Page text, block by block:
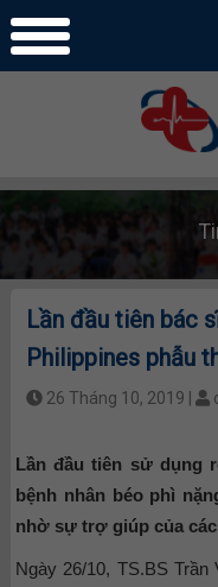
Lần đầu tiên bác
Philippines phẫu
26 Tháng 10, 2019 |
Lần đầu tiên sử dụng
bệnh nhân béo phì
nhờ sự trợ giúp của các
Ngày 26/10, TS.BS